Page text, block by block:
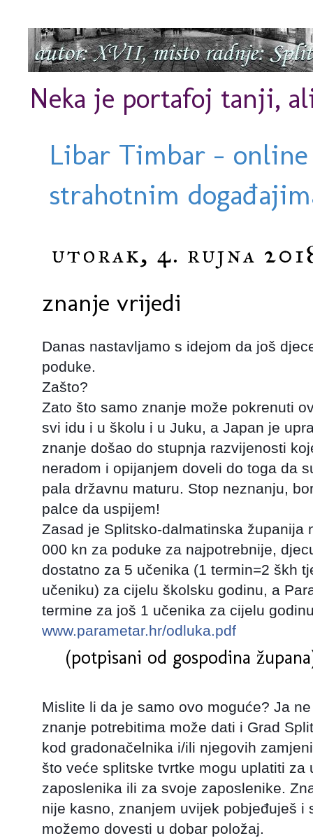
Neka je portafoj tanji,
Libar Timbar -
strahotnim
utorak, 4. rujna
znanje vrijedi
Danas nastavljamo s idejom da još
poduke.
Zašto?
Zato što samo znanje može pokrenuti
svi idu i u školu i u Juku, a Japan je
znanje došao do stupnja razvijenosti
neradom i opijanjem doveli do toga da
pala državnu maturu. Stop neznanju,
palce da uspijem!
Zasad je Splitsko-dalmatinska županija
000 kn za poduke za najpotrebnije,
dostatno za 5 učenika (1 termin=2 škh
učeniku) za cijelu školsku godinu, a
termine za još 1 učenika za cijelu
www.parametar.hr/odluka.pdf
(potpisani od gospodina
Mislite li da je samo ovo moguće? Ja
znanje potrebitima može dati i Grad
kod gradonačelnika i/ili njegovih
što veće splitske tvrtke mogu uplatiti za
zaposlenika ili za svoje zaposlenike.
nije kasno, znanjem uvijek pobjeđuješ i
možemo dovesti u dobar položaj.